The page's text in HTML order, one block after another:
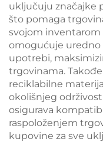
uključuju značajke
što pomaga
svojom inventarom
omogućuje uredno
upotrebi,
trgovinama.
reciklabilne
okolišnjeg
osigurava
raspoloženjem
kupovine za sve